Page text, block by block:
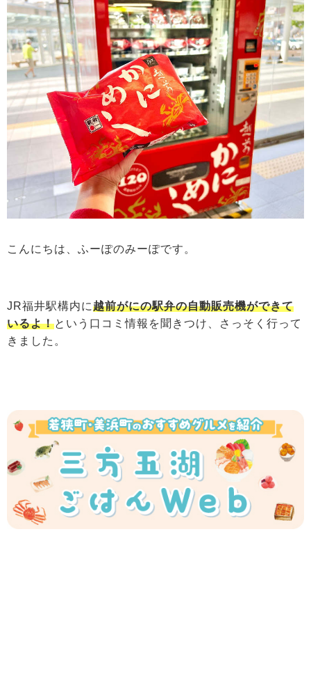
こんにちは、ふーぽのみーぽです。
JR福井駅構内に越前がにの駅弁の自動販売機ができて
いるよ！という口コミ情報を聞きつけ、さっそく行って
きました。